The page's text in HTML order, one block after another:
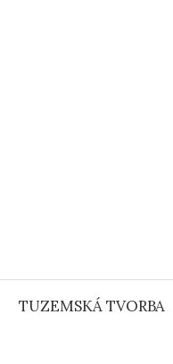
TUZEMSKÁ TVORBA